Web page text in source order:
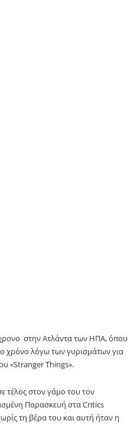
στην Ατλάντα των ΗΠΑ, όπου
χρόνο λόγω των γυρισμάτων για
«Stranger Things».
τέλος στον γάμο του τον
Παρασκευή στα Critics
τη βέρα του και αυτή ήταν η